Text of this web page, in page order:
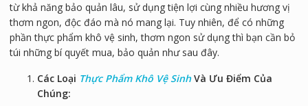
từ khả năng bảo quản lâu, sử dụng tiện lợi cùng nhiều hương vị
thơm ngon, độc đáo mà nó mang lại. Tuy nhiên, để có những
phần thực phẩm khô vệ sinh, thơm ngon sử dụng thì bạn cần bỏ
túi những bí quyết mua, bảo quản như sau đây.
Các Loại Thực Phẩm Khô Vệ SinhVà Ưu Điểm Của
Chúng: